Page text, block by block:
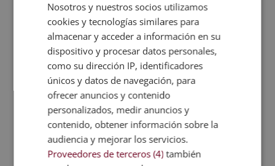
Teléfono
País de residencia
Opción 3
Ud. consiente que - incluso finalizada nuestra
Nosotros y nuestros socios utilizamos
cookies y tecnologías similares para
almacenar y acceder a información en su
dispositivo y procesar datos personales,
como su dirección IP, identificadores
únicos y datos de navegación, para
ofrecer anuncios y contenido
personalizados, medir anuncios y
contenido, obtener información sobre la
audiencia y mejorar los servicios.
Proveedores de terceros (4) también